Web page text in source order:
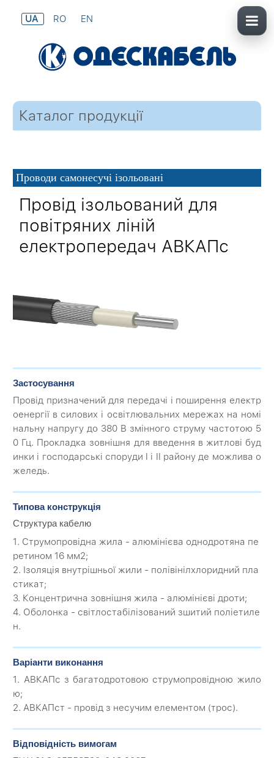
UA RO EN
Каталог продукції
Проводи самонесучі ізольовані
Провід ізольований для
повітряних ліній
електропередач АВКАПс
Застосування
Провід призначений для передачі і поширення електр
оенергії в силових і освітлювальних мережах на номі
нальну напругу до 380 В змінного струму частотою 5
0 Гц. Прокладка зовнішня для введення в житлові буд
инки і господарські споруди I і II району де можлива о
желедь.
Типова конструкція
Структура кабелю
1. Струмопровідна жила - алюмінієва однодротяна пе
ретином 16 мм2;
2. Ізоляція внутрішньої жили - полівінілхлоридний пла
стикат;
3. Концентрична зовнішня жила - алюмінієві дроти;
4. Оболонка - світлостабілізований зшитий поліетиле
н.
Варіанти виконання
1. АВКАПс з багатодротовою струмопровідною жило
ю;
2. АВКАПст - провід з несучим елементом (трос).
Відповідність вимогам